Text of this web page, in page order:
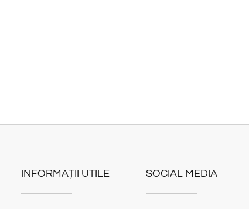
INFORMAȚII UTILE SOCIAL MEDIA